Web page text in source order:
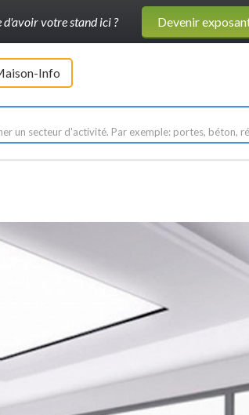
d'avoir votre stand ici ? Devenir
Info